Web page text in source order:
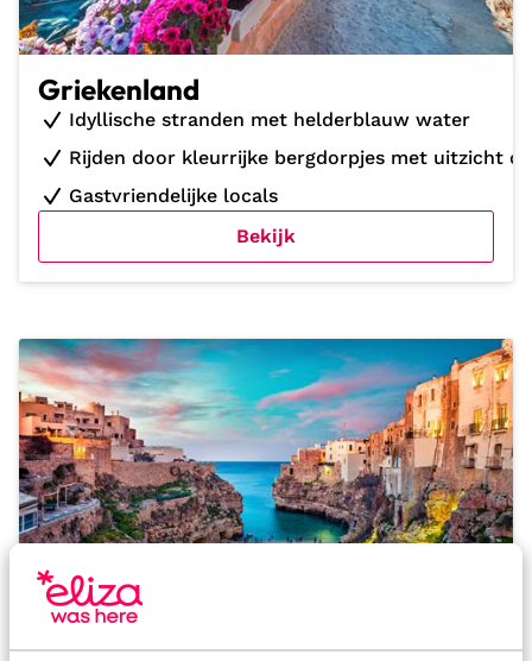
Griekenland
Idyllische stranden met helderblauw water
Rijden door kleurrijke bergdorpjes met uitzicht
Gastvriendelijke locals
Bekijk
Italië
Sprookjesachtige dorpjes